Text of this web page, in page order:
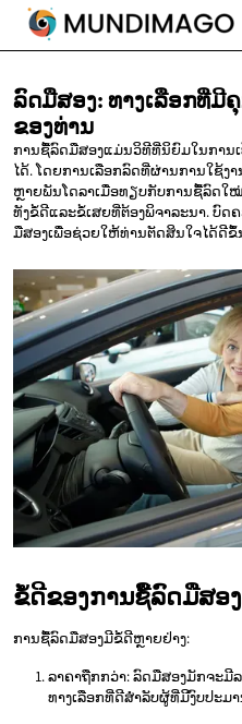
ລົດມືສອງ:ທາງເລືອກທີ່ມີ
ຂອງທ່ານ
ການຊື້ລົດມືສອງແມ່ນວິທີທີ່ນິຍົມໃນການ
ໄດ້. ໂດຍການເລືອກລົດທີ່ຜ່ານການໃຊ້ງ
ຫຼາຍພັນໂດລາເມື່ອທຽບກັບການຊື້ລົດໃ
ທັງຂໍ້ດີແລະຂໍ້ເສຍທີ່ຕ້ອງພິຈາລະນາ. ບົ
ມືສອງເພື່ອຊ່ວຍໃຫ້ທ່ານຕັດສິນໃຈໄດ້ດີຂຶ້
ຂໍ້ດີຂອງການຊື້ລົດມືສອ
ການຊື້ລົດມືສອງມີຂໍ້ດີຫຼາຍຢ່າງ:
ລາຄາຖືກກວ່າ: ລົດມືສອງມັກຈະມີ
ທາງເລືອກທີ່ດີສຳລັບຜູ້ທີ່ມີງົບປະມ